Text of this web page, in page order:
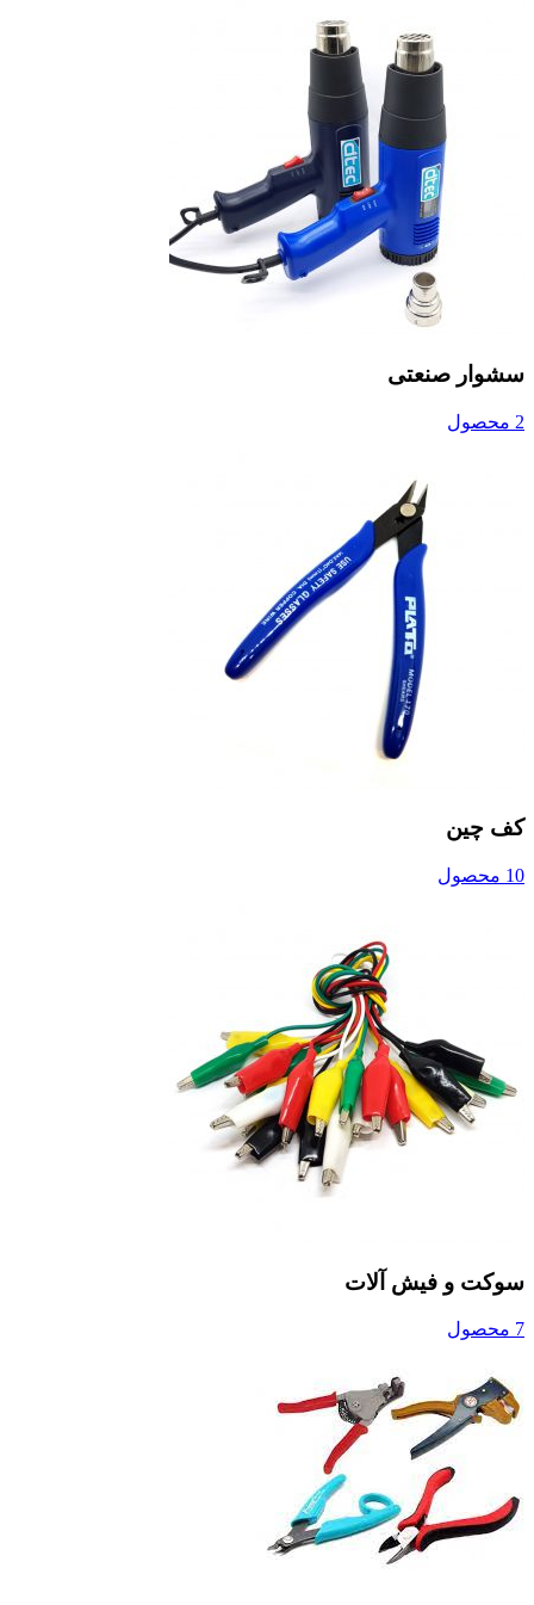
سشوار صنعتی
2 محصول
کف چین
10 محصول
سوکت و فیش آلات
7 محصول